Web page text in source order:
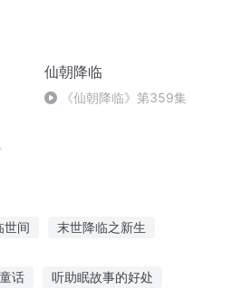
仙朝降临
《仙朝降临》第359集
世间 末世降临之新生
话 听助眠故事的好处